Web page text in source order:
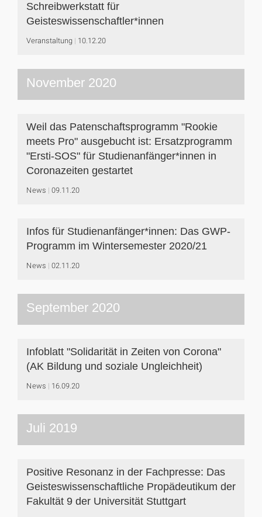
Schreibwerkstatt für
Geisteswissenschaftler*innen
Veranstaltung 10.12.20
November 2020
Weil das Patenschaftsprogramm "Rookie
meets Pro" ausgebucht ist: Ersatzprogramm
"Ersti-SOS" für Studienanfänger*innen in
Coronazeiten gestartet
News 09.11.20
Infos für Studienanfänger*innen: Das GWP-
Programm im Wintersemester 2020/21
News 02.11.20
September 2020
Infoblatt "Solidarität in Zeiten von Corona"
(AK Bildung und soziale Ungleichheit)
News 16.09.20
Juli 2019
Positive Resonanz in der Fachpresse: Das
Geisteswissenschaftliche Propädeutikum der
Fakultät 9 der Universität Stuttgart